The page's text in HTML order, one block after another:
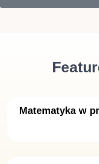
Matematyka w